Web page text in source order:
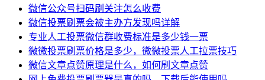
微信公众号扫码刷关注怎么收费
微信投票刷票会被主办方发现吗详解
专业人工投票微信群收费标准是多少钱一票
微微投票刷票价格是多少，微微投票人工拉票技巧
微信文章点赞原理是什么，如何刷文章点赞